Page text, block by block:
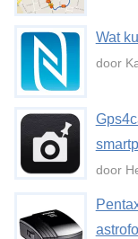
Wat
door
door